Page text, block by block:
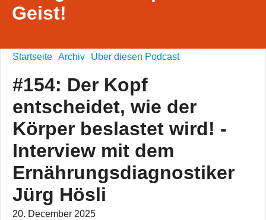
Geist!
Startseite Archiv Über diesen Podcast
#154: Der Kopf
entscheidet, wie der
Körper beslastet wird! -
Interview mit dem
Ernährungsdiagnostiker
Jürg Hösli
20. December 2025